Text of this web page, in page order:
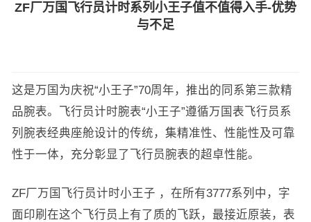
ZF厂万国飞行员计时系列小王子值不值得入手-优势
与不足
这是万国为庆祝“小王子”70周年，推出的同系第三款精
品腕表。飞行员计时腕表“小王子”遵循万国表飞行员系
列腕表经典座舱设计的传统，集精准性、性能性及可靠
性于一体，充分彰显了飞行员腕表的超卓性能。
ZF厂万国飞行员计时小王子 ，在所有3777系列中，字
面印刷在这个飞行员上有了质的飞跃，最接近原装，表